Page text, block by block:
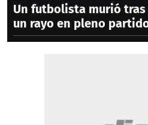
Un futbolista murió
un rayo en pleno